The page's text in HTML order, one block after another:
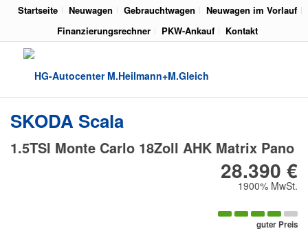
Startseite Neuwagen Gebrauchtwagen
Neuwagen im Vorlauf
Finanzierungsrechner
PKW-Ankauf Kontakt
SKODAScala
1.5TSI Monte Carlo 18Zoll AHK Matrix Pano
28.390 €
1900% MwSt.
guter Preis